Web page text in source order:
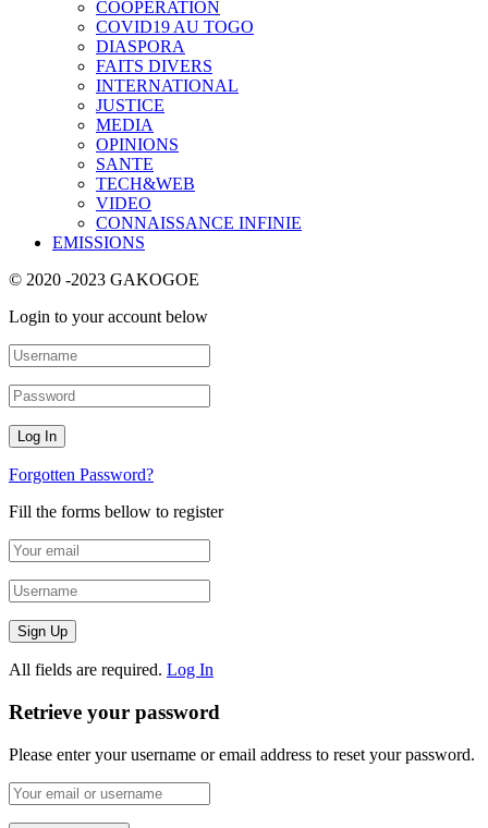
COOPERATION
COVID19 AU TOGO
DIASPORA
FAITS DIVERS
INTERNATIONAL
JUSTICE
MEDIA
OPINIONS
SANTE
TECH&WEB
VIDEO
CONNAISSANCE INFINIE
EMISSIONS
© 2020 -2023 GAKOGOE
Login to your account below
Forgotten Password?
Fill the forms bellow to register
All fields are required. Log In
Retrieve your password
Please enter your username or email address to reset your password.